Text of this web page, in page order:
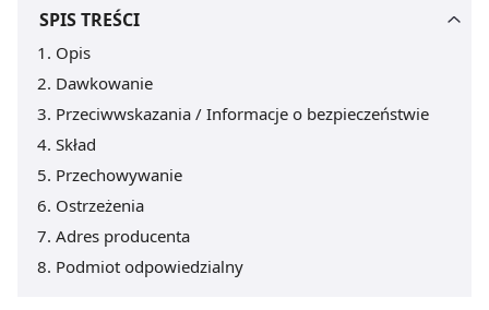
SPIS TREŚCI
Opis
Dawkowanie
Przeciwwskazania / Informacje o bezpieczeństwie
Skład
Przechowywanie
Ostrzeżenia
Adres producenta
Podmiot odpowiedzialny